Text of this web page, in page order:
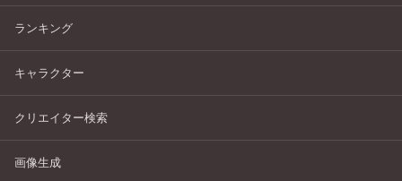
ランキング
キャラクター
クリエイター検索
画像生成